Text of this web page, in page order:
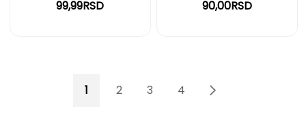
99,99RSD 90,00RSD
You're currently reading page
1 Page
2 Page
3 Page
4 Page
5Page
Sledeće